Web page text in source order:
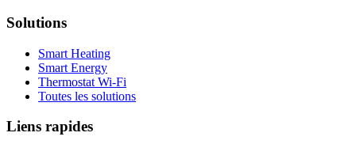
Solutions
Smart Heating
Smart Energy
Thermostat Wi-Fi
Toutes les solutions
Liens rapides